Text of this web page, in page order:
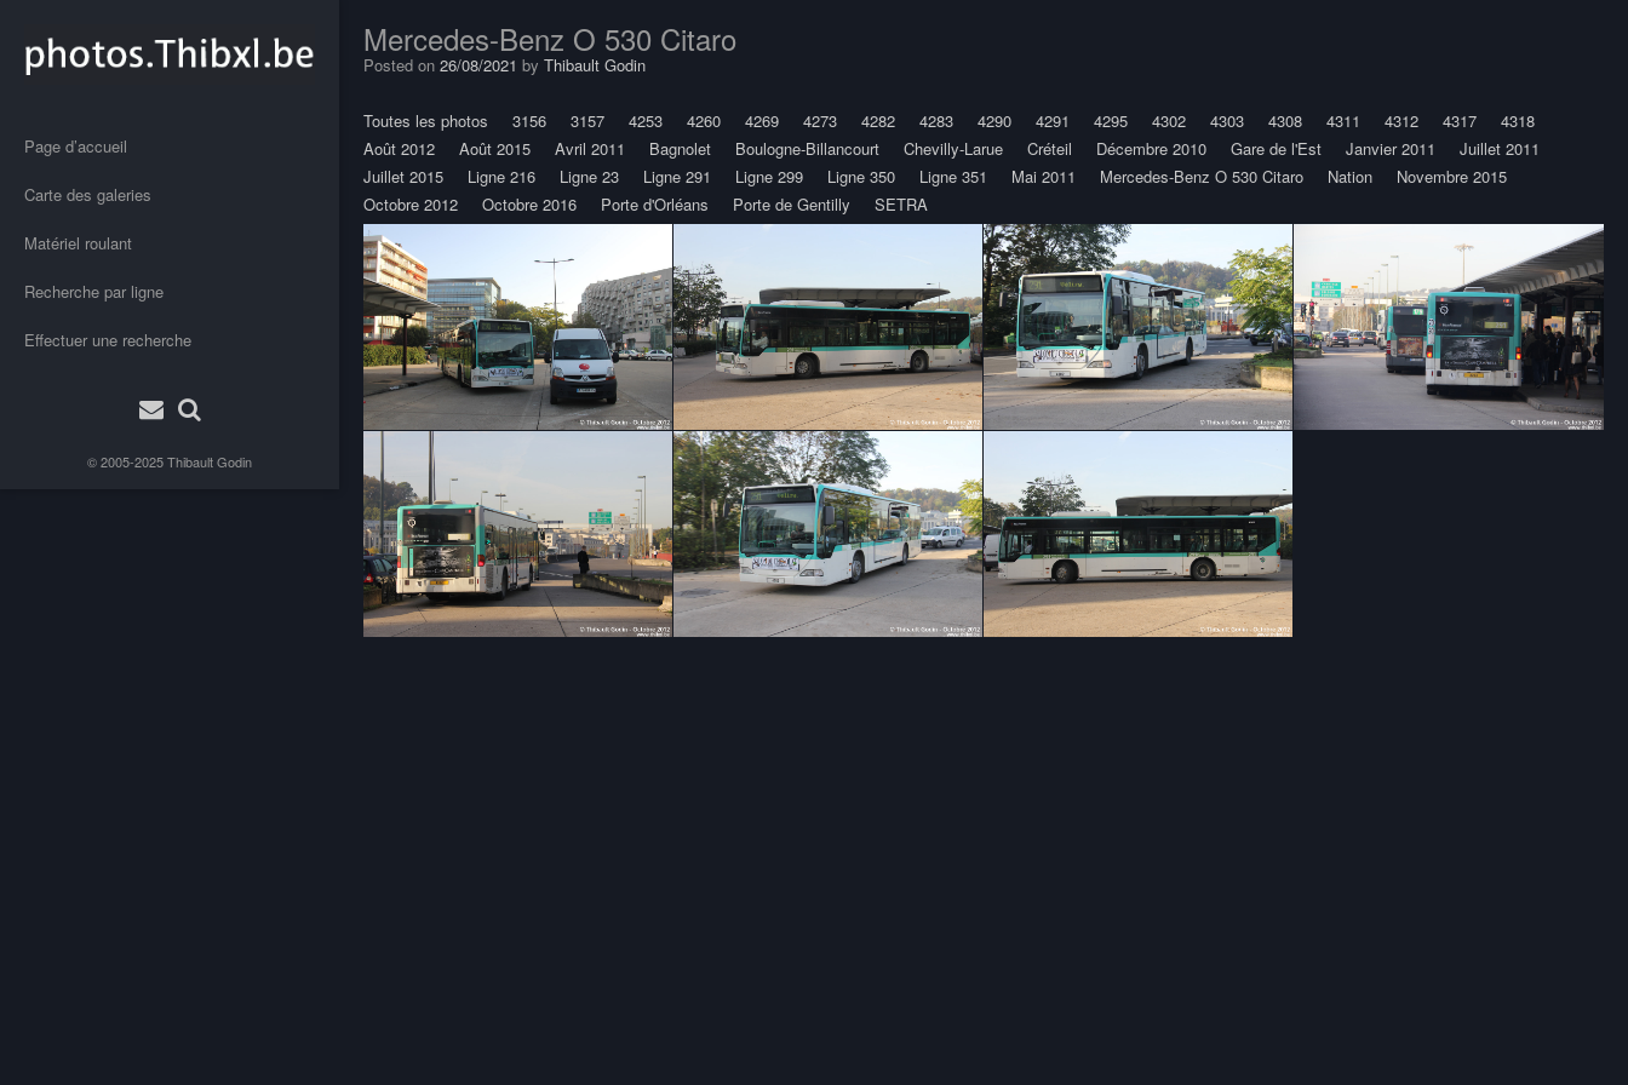
Page d’accueil
Carte des galeries
Matériel roulant
Recherche par ligne
Effectuer une recherche
© 2005-2025Thibault Godin
Mercedes-Benz O 530 Citaro
Posted on 26/08/2021 by Thibault Godin
Toutes les photos 3156 3157 4253 4260 4269 4273 4282 4283 4290 4291 4295 4302 4303 4308 4311 4312 4317
4318
Août 2012
Août 2015 Avril 2011 Bagnolet Boulogne-Billancourt Chevilly-Larue Créteil Décembre 2010 Gare de l'Est Janvier 2011
Juillet 2011
Juillet 2015
Ligne 216 Ligne 23 Ligne 291 Ligne 299 Ligne 350 Ligne 351 Mai 2011 Mercedes-Benz O 530 Citaro Nation
Novembre 2015
Octobre 2012
Octobre 2016 Porte d'Orléans Porte de Gentilly SETRA